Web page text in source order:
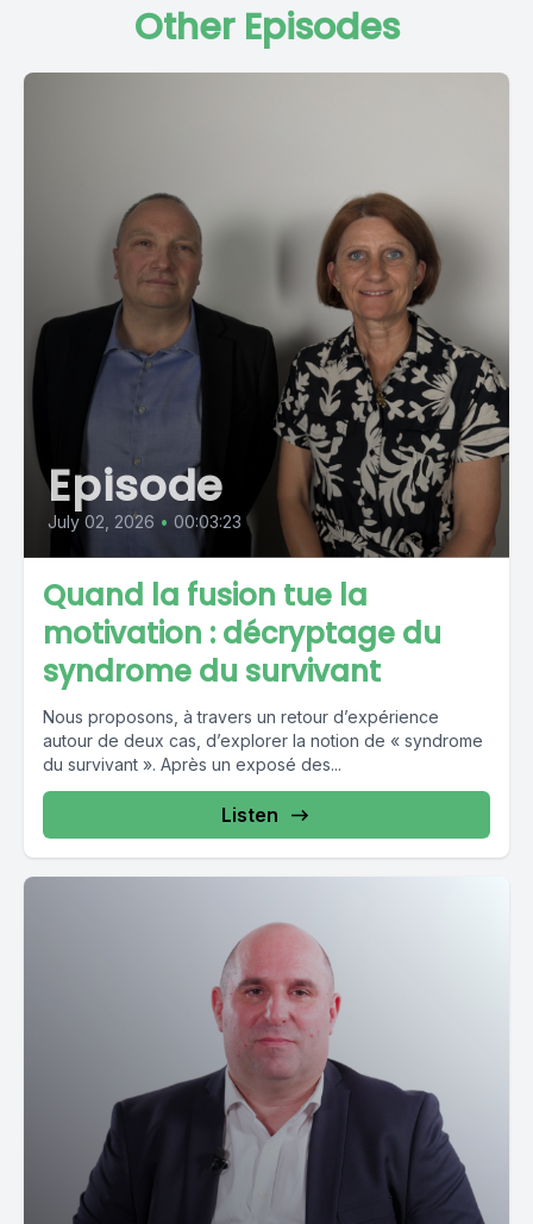
Other Episodes
Episode
July 02, 2026 • 00:03:23
Quand la fusion tue la
motivation : décryptage du
syndrome du survivant
Nous proposons, à travers un retour d’expérience
autour de deux cas, d’explorer la notion de « syndrome
du survivant ». Après un exposé des...
Listen